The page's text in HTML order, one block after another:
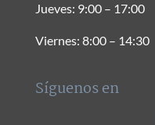
Jueves: 9:00 – 17:00
Viernes: 8:00 – 14:30
Síguenos en